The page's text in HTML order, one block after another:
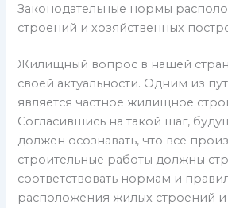
Законодательные нормы
строений и хозяйственных
Жилищный вопрос в нашей
своей актуальности. Одним из
является частное жилищное
Согласившись на такой шаг,
должен осознавать, что все
строительные работы должны
соответствовать нормам и
расположения жилых строений и